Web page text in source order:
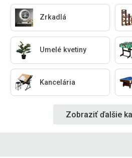
Zrkadlá
Umelé kvetiny
Kancelária
Zobraziť ďalšie